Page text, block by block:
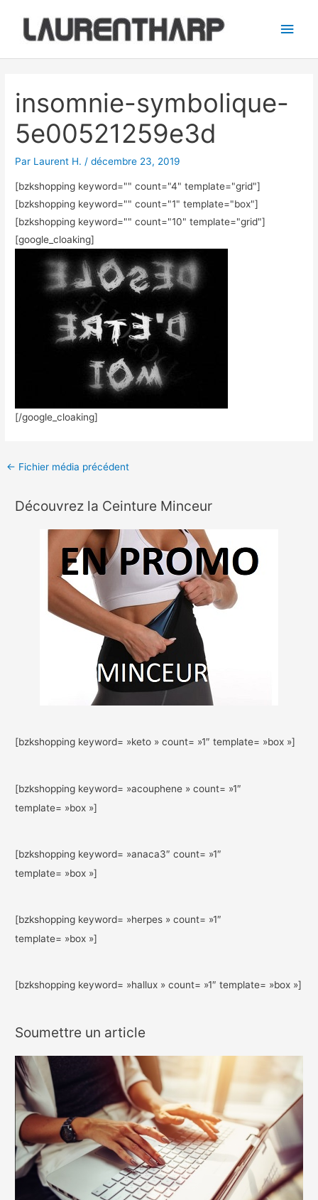
contenu
insomnie-symbolique-
5e00521259e3d
Par Laurent H. /décembre 23, 2019
[bzkshopping keyword="" count="4" template="grid"]
[bzkshopping keyword="" count="1" template="box"]
[bzkshopping keyword="" count="10" template="grid"]
[google_cloaking]
[/google_cloaking]
articles
← Fichier média précédent
Découvrez la Ceinture Minceur
[bzkshopping keyword= »keto » count= »1″ template= »box »]
[bzkshopping keyword= »acouphene » count= »1″
template= »box »]
[bzkshopping keyword= »anaca3″ count= »1″
template= »box »]
[bzkshopping keyword= »herpes » count= »1″
template= »box »]
[bzkshopping keyword= »hallux » count= »1″ template= »box »]
Soumettre un article